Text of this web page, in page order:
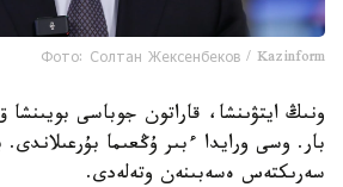
Фото: Солтан Жексенбеков / Kazinform
ونىڭ ايتۋىنشا، قاراتون جوباسى
بار. وسى ورايدا ءبىر ۇڭعىما بۇرعىلاندى.
سەرىكتەس ەسەبىنەن وتەلەدى.